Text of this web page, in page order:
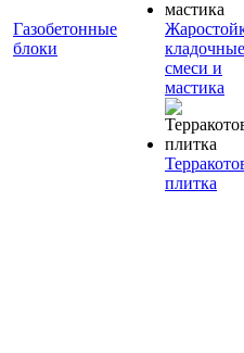
Газобетонные
блоки
кладочные
смеси и
мастика
плитка